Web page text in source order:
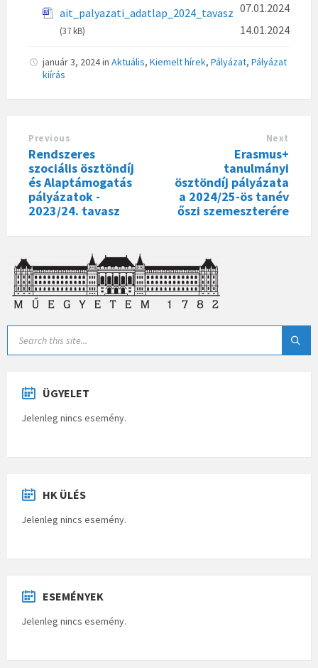
07.01.2024
ait_palyazati_adatlap_2024_tavasz
(37 kB) 14.01.2024
január 3, 2024in Aktuális, Kiemelt hírek, Pályázat, Pályázat
kiírás
Previous
Rendszeres
szociális ösztöndíj
és Alaptámogatás
pályázatok -
2023/24. tavasz
Next
Erasmus+
tanulmányi
ösztöndíj pályázata
a 2024/25-ös tanév
őszi szemeszterére
ÜGYELET
Jelenleg nincs esemény.
HK ÜLÉS
Jelenleg nincs esemény.
ESEMÉNYEK
Jelenleg nincs esemény.